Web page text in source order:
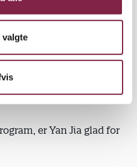
valgte
ud, men disciplin er en
ben, og for det andet så
det fungere, må der
Zhang.
er Yan Jia glad for